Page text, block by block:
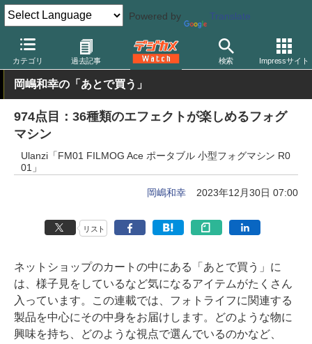
Powered by Translate
カテゴリ 過去記事 検索 Impressサイト
デジカメ Watch 撮影用品
岡嶋和幸の「あとで買う」
974点目：36種類のエフェクトが楽しめるフォグ
マシン
Ulanzi「FM01 FILMOG Ace ポータブル 小型フォグマシン R0
01」
岡嶋和幸 2023年12月30日 07:00
リスト
ネットショップのカートの中にある「あとで買う」に
は、様子見をしているなど気になるアイテムがたくさん
入っています。この連載では、フォトライフに関連する
製品を中心にその中身をお届けします。どのような物に
興味を持ち、どのような視点で選んでいるのかなど、